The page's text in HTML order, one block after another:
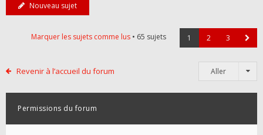
Nouveau sujet
Marquer les sujets comme lus • 65 sujets 1 2 3
Revenir à l’accueil du forum Aller
Permissions du forum